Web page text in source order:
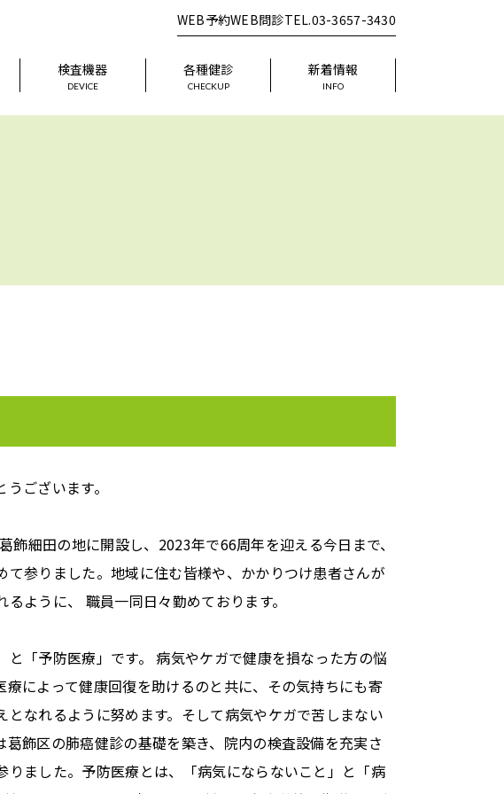
WEB予約WEB問診TEL.03-3657-3430
検査機器
DEVICE
各種健診
CHECKUP
新着情報
INFO
ございます。
飾細田の地に開設し、2023年で66周年を迎える今日まで、
参りました。地域に住む皆様や、かかりつけ患者さんが
ように、 職員一同日々勤めております。
「予防医療」です。 病気やケガで健康を損なった方の悩
によって健康回復を助けるのと共に、その気持ちにも寄
となれるように努めます。そして病気やケガで苦しまない
飾区の肺癌健診の基礎を築き、院内の検査設備を充実さ
ました。予防医療とは、「病気にならないこと」と「病